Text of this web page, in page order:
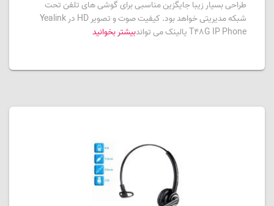
طراحی بسیار زیبا جایگزین مناسبی برای گوشی های تلفن تحت
شبکه مدیریتی خواهد بود. کیفیت صوت و تصویر HD در Yealink
T48G IP Phone یالینک می تواند
بیشتر بخوانید